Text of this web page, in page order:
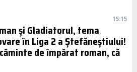
15:15
și Gladiatorul, tema
în Liga 2 a Ștefăneștiului!
de împărat roman, că